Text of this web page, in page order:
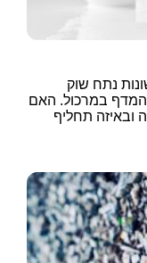
נתח שוק
המדף במרכול. האם
ובאיזה תחליף